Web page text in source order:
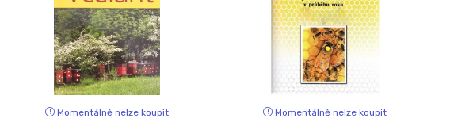
Momentálně nelze koupit Momentálně nelze koupit